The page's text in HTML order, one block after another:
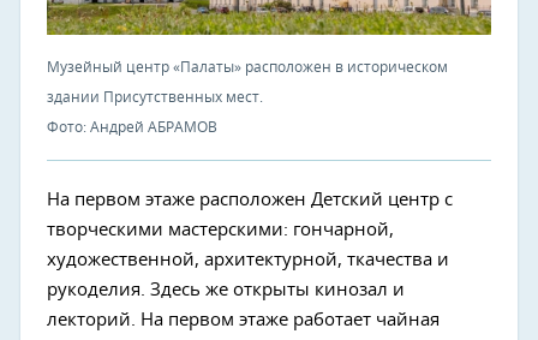
Музейный центр «Палаты» расположен в историческом
здании Присутственных мест.
Фото: Андрей АБРАМОВ
На первом этаже расположен Детский центр с
творческими мастерскими: гончарной,
художественной, архитектурной, ткачества и
рукоделия. Здесь же открыты кинозал и
лекторий. На первом этаже работает чайная